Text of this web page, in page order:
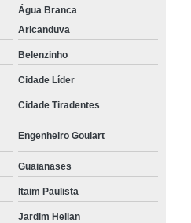
Água Branca
Aricanduva
Belenzinho
Cidade Líder
Cidade Tiradentes
Engenheiro Goulart
Guaianases
Itaim Paulista
Jardim Helian